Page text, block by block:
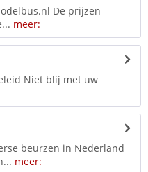
De prijzen
meer:
Niet blij met uw
beurzen in Nederland
meer: